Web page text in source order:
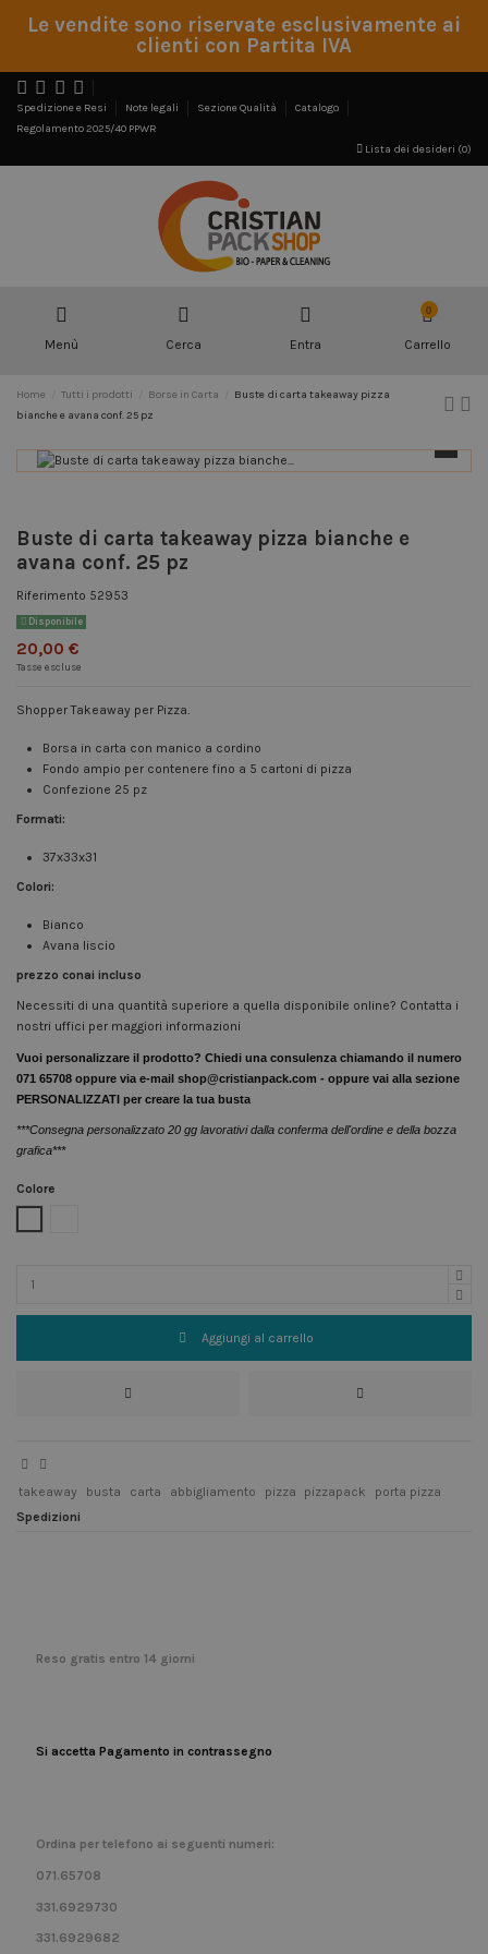
Le vendite sono riservate esclusivamente ai
clienti con Partita IVA
Spedizione e Resi Note legali Sezione Qualità
Catalogo
Regolamento 2025/40 PPWR
Lista dei desideri (0)
Menù Cerca Entra
0
Carrello
Home Tutti i prodotti Borse in Carta
Buste di carta takeaway pizza
bianche e avana conf. 25 pz
Buste di carta takeaway pizza bianche e
avana conf. 25 pz
Riferimento 52953
Disponibile
20,00 €
Tasse escluse
Shopper Takeaway per Pizza.
Borsa in carta con manico a cordino
Fondo ampio per contenere fino a 5 cartoni di pizza
Confezione 25 pz
Formati:
37x33x31
Colori:
Bianco
Avana liscio
prezzo conai incluso
Necessiti di una quantità superiore a quella disponibile online? Contatta i
nostri uffici per maggiori informazioni
Vuoi personalizzare il prodotto? Chiedi una consulenza chiamando il numero
071 65708 oppure via e-mail shop@cristianpack.com - oppure vai alla sezione
PERSONALIZZATI per creare la tua busta
***Consegna personalizzato 20 gg lavorativi dalla conferma dell'ordine e della bozza
grafica***
Colore
Aggiungi al carrello
takeaway busta carta abbigliamento pizza pizzapack
porta pizza
Spedizioni
Reso gratis entro 14 giorni
Si accetta Pagamento in contrassegno
Ordina per telefono ai seguenti numeri:
071.65708
331.6929730
331.6929682